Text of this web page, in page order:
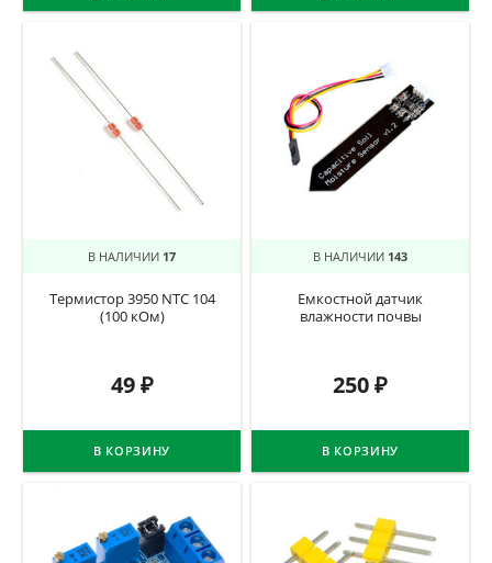
В НАЛИЧИИ 17
Термистор 3950 NTC 104
(100 кОм)
49₽
В КОРЗИНУ
В НАЛИЧИИ 143
Емкостной датчик
влажности почвы
250₽
В КОРЗИНУ